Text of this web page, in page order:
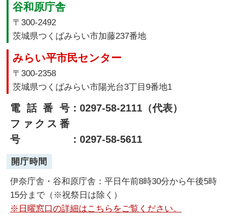
谷和原庁舎
〒300-2492
茨城県つくばみらい市加藤237番地
みらい平市民センター
〒300-2358
茨城県つくばみらい市陽光台3丁目9番地1
電話番号：0297-58-2111（代表）
ファクス番
号
：0297-58-5611
開庁時間
伊奈庁舎・谷和原庁舎：平日午前8時30分から午後5時
15分まで（※祝祭日は除く）
※日曜窓口の詳細はこちらをご覧ください。